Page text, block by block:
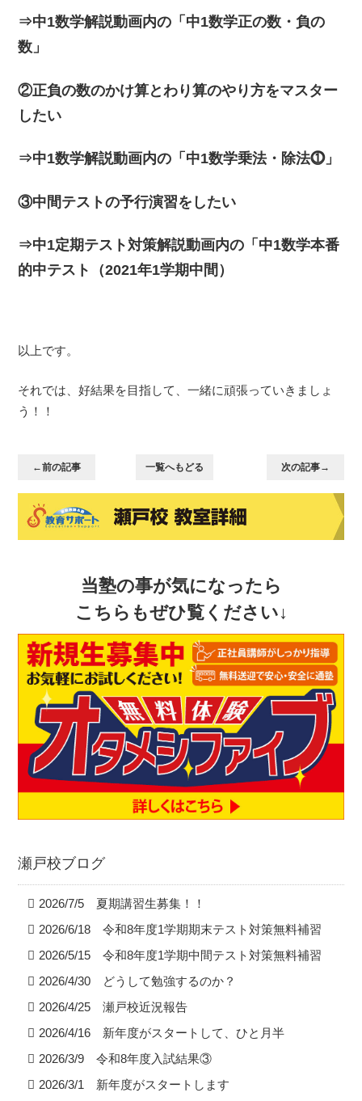
⇒中1数学解説動画内の「中1数学正の数・負の
数」
②正負の数のかけ算とわり算のやり方をマスター
したい
⇒中1数学解説動画内の「中1数学乗法・除法⓵」
③中間テストの予行演習をしたい
⇒中1定期テスト対策解説動画内の「中1数学本番
的中テスト（2021年1学期中間）
以上です。
それでは、好結果を目指して、一緒に頑張っていきましょ
う！！
←前の記事 一覧へもどる 次の記事→
当塾の事が気になったら
こちらもぜひ覧ください↓
瀬戸校ブログ
2026/7/5 夏期講習生募集！！
2026/6/18 令和8年度1学期期末テスト対策無料補習
2026/5/15 令和8年度1学期中間テスト対策無料補習
2026/4/30 どうして勉強するのか？
2026/4/25 瀬戸校近況報告
2026/4/16 新年度がスタートして、ひと月半
2026/3/9 令和8年度入試結果③
2026/3/1 新年度がスタートします